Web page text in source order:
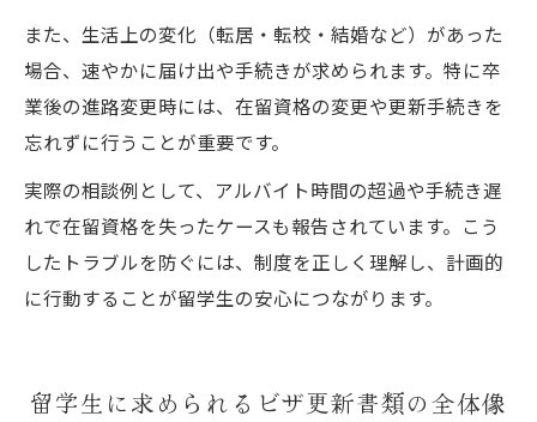
また、生活上の変化（転居・転校・結婚など）があった
場合、速やかに届け出や手続きが求められます。特に卒
業後の進路変更時には、在留資格の変更や更新手続きを
忘れずに行うことが重要です。
実際の相談例として、アルバイト時間の超過や手続き遅
れで在留資格を失ったケースも報告されています。こう
したトラブルを防ぐには、制度を正しく理解し、計画的
に行動することが留学生の安心につながります。
留学生に求められるビザ更新書類の全体像